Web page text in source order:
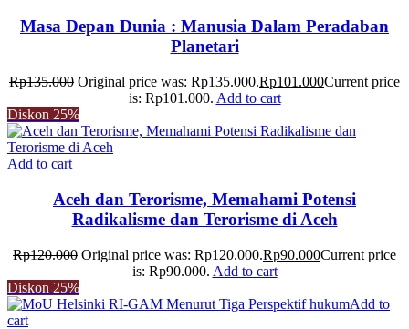
Masa Depan Dunia : Manusia Dalam Peradaban
Planetari
Rp135.000 Original price was: Rp135.000.Rp101.000Current price
is: Rp101.000. Add to cart
Diskon 25%
Add to cart
Aceh dan Terorisme, Memahami Potensi
Radikalisme dan Terorisme di Aceh
Rp120.000 Original price was: Rp120.000.Rp90.000Current price
is: Rp90.000. Add to cart
Diskon 25%
Add to
cart